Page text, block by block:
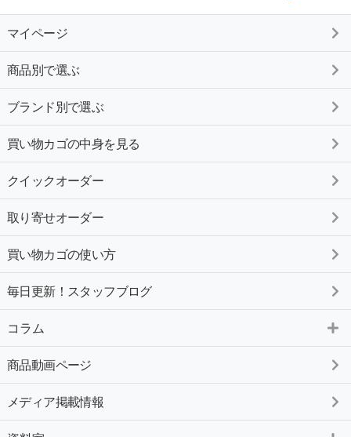
マイページ
商品別で選ぶ
ブランド別で選ぶ
買い物カゴの中身を見る
クイックオーダー
取り寄せオーダー
買い物カゴの使い方
毎日更新！スタッフブログ
コラム
商品動画ページ
メディア掲載情報